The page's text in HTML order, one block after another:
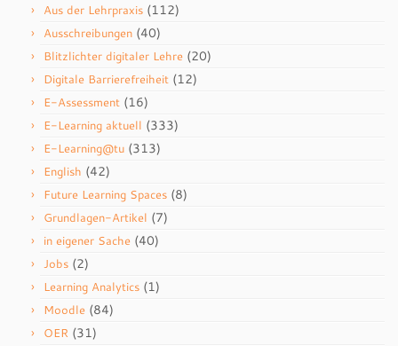
Aus der Lehrpraxis (112)
Ausschreibungen (40)
Blitzlichter digitaler Lehre (20)
Digitale Barrierefreiheit (12)
E-Assessment (16)
E-Learning aktuell (333)
E-Learning@tu (313)
English (42)
Future Learning Spaces (8)
Grundlagen-Artikel (7)
in eigener Sache (40)
Jobs (2)
Learning Analytics (1)
Moodle (84)
OER (31)